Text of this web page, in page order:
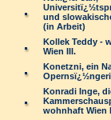
und
(in Arbeit)
Kollek Teddy -
Wien III.
Konetzni, ein
Konradi Inge,
wohnhaft Wien